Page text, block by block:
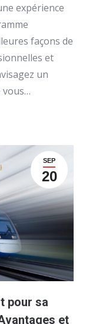
expérience
façons de
et
un
vous…
SEP
20
pour sa
et